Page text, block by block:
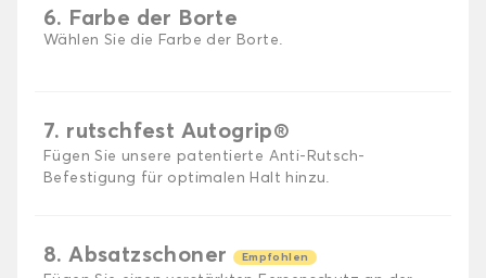
6. Farbe der Borte
Wählen Sie die Farbe der Borte.
7. rutschfest Autogrip®
Fügen Sie unsere patentierte Anti-Rutsch-
Befestigung für optimalen Halt hinzu.
8. Absatzschoner Empfohlen